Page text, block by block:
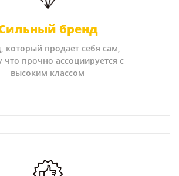
бренд
который продает себя сам,
что прочно ассоциируется с
высоким классом